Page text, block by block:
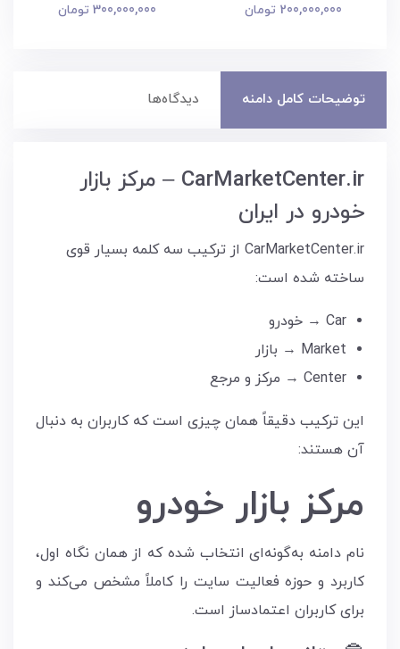
300,000,000 تومان 200,000,000 تومان
توضیحات کامل دامنه دیدگاه‌ها
CarMarketCenter.ir – مرکز بازار
خودرو در ایران
CarMarketCenter.ir از ترکیب سه کلمه بسیار قوی
ساخته شده است:
Car → خودرو
Market → بازار
Center → مرکز و مرجع
این ترکیب دقیقاً همان چیزی است که کاربران به دنبال
آن هستند:
مرکز بازار خودرو
نام دامنه به‌گونه‌ای انتخاب شده که از همان نگاه اول،
کاربرد و حوزه فعالیت سایت را کاملاً مشخص می‌کند و
برای کاربران اعتمادساز است.